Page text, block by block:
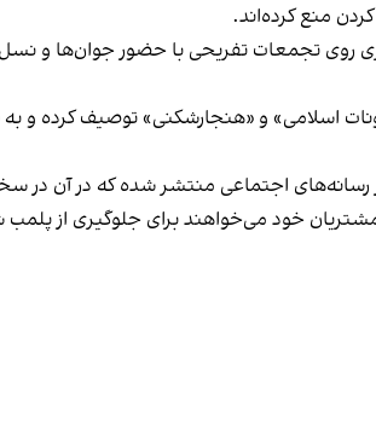
منع کرده‌اند.
تجمعات تفریحی با حضور جوان‌ها و نسل
و «هنجارشکنی» توصیف کرده و به
اجتماعی منتشر شده که در آن در
خود می‌خواهند برای جلوگیری از